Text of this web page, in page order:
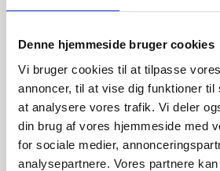
Denne hjemmeside bruger cookies
Vi bruger cookies til at tilpasse
annoncer, til at vise dig funktioner til
at analysere vores trafik. Vi deler
din brug af vores hjemmeside med
for sociale medier,
analysepartnere. Vores partnere
Har du spørgsmål?